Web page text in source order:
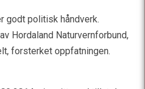
godt politisk håndverk.
Hordaland Naturvernforbund,
forsterket oppfatningen.